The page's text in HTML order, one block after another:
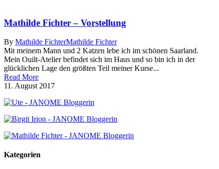
Mathilde Fichter – Vorstellung
By Mathilde FichterMathilde Fichter
Mit meinem Mann und 2 Katzen lebe ich im schönen Saarland.
Mein Ouilt-Atelier befindet sich im Haus und so bin ich in der
glücklichen Lage den größten Teil meiner Kurse...
Read More
11. August 2017
Kategorien